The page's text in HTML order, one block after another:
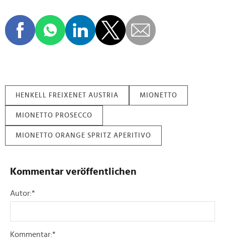
HENKELL FREIXENET AUSTRIA MIONETTO
MIONETTO PROSECCO
MIONETTO ORANGE SPRITZ APERITIVO
Kommentar veröffentlichen
Autor:*
Kommentar:*